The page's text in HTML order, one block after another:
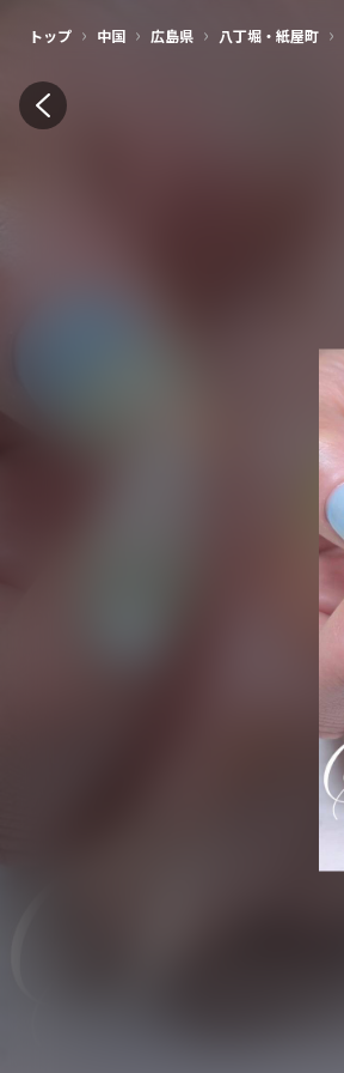
トップ › 中国 › 広島県 › 八丁堀・紙屋町 ›